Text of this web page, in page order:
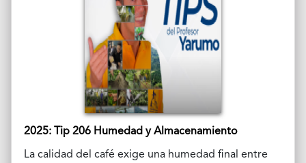
2025: Tip 206 Humedad y Almacenamiento
La calidad del café exige una humedad final entre